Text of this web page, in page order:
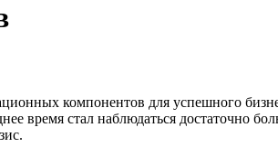
компонентов для успешного
время стал наблюдаться достаточно